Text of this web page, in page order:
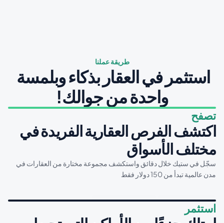
طريقة عملنا
واحدة من جوالك!
تصفح
مختلف الأسواق
مدن عالمية تبدأ من 150 دولار فقط
استثمر